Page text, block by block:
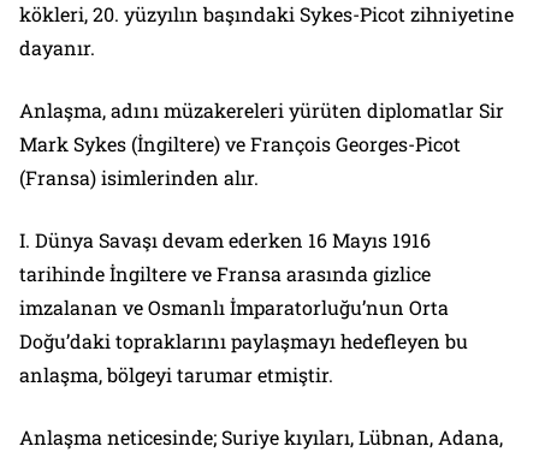
kökleri, 20. yüzyılın başındaki Sykes-Picot zihniyetine
dayanır.
Anlaşma, adını müzakereleri yürüten diplomatlar Sir
Mark Sykes (İngiltere) ve François Georges-Picot
(Fransa) isimlerinden alır.
I. Dünya Savaşı devam ederken 16 Mayıs 1916
tarihinde İngiltere ve Fransa arasında gizlice
imzalanan ve Osmanlı İmparatorluğu’nun Orta
Doğu’daki topraklarını paylaşmayı hedefleyen bu
anlaşma, bölgeyi tarumar etmiştir.
Anlaşma neticesinde; Suriye kıyıları, Lübnan, Adana,